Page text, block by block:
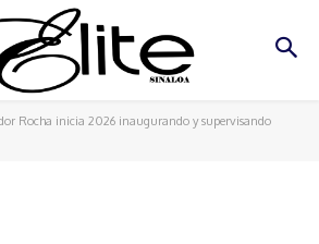
Rocha inicia 2026 inaugurando y supervisando